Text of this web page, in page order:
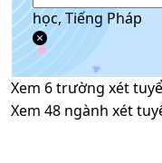
học, Tiếng Pháp
Xem 6trường xét
Xem 48 ngành xét